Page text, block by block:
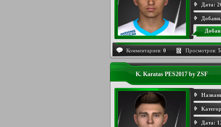
Дата:
Комментариев: 0 Просмотров:
K. Karatas PES2017 by ZSF
Дата: